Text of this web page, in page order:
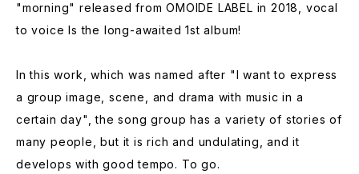
"morning" released from OMOIDE LABEL in 2018, vocal
to voice Is the long-awaited 1st album!
In this work, which was named after "I want to express
a group image, scene, and drama with music in a
certain day", the song group has a variety of stories of
many people, but it is rich and undulating, and it
develops with good tempo. To go.